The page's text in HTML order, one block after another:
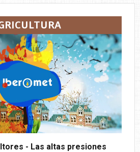
- Las altas presiones